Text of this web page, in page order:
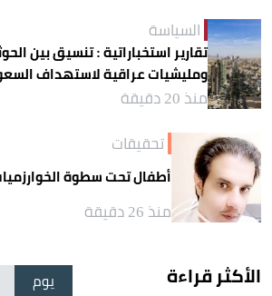
السياسة
تقارير استخباراتية : تنسيق بين
ومليشيات عراقية لاستهداف
منذ 20 دقيقة
تحقيقات
أطفال تحت سطوة
منذ 26 دقيقة
الأكثر قراءة يوم